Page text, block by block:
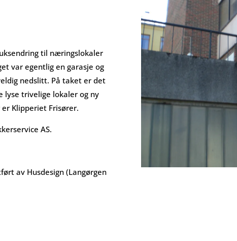
til næringslokaler
var egentlig en garasje og
nedslitt. På taket er det
lyse trivelige lokaler og ny
Klipperiet Frisører.
AS.
av Husdesign (Langørgen